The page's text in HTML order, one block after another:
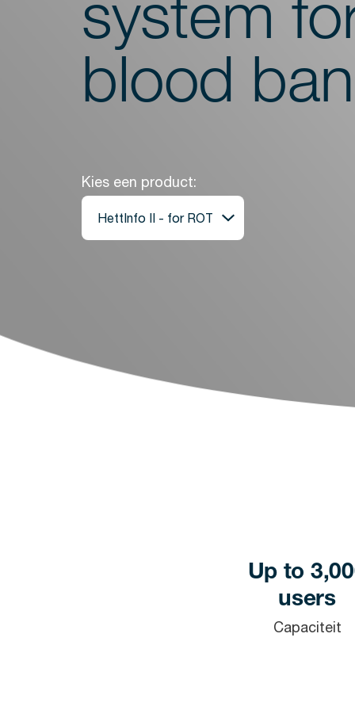
Spoelmachines
Monsterbereiding
Schudders
Analyse
blood
Kies een product:
Up to
users
Capaciteit